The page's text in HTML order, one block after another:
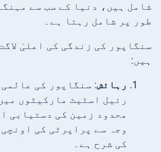
شامل ہیں، دنیا کے سب سے
طور پر شامل رہتا ہے۔
سنگاپور کی زندگی کی اعلیٰ
ہیں:
رہائش: سنگاپور کی
رئیل اسٹیٹ مارکیٹوں
محدود زمین کی دستیابی
وجہ سے پراپرٹی کی
کی شرح ہے۔